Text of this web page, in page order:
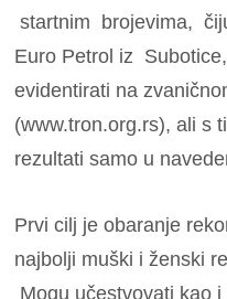
startnim brojevima,
Euro Petrol iz
evidentirati na
(www.tron.org.rs), ali s
rezultati samo u
Prvi cilj je obaranje
najbolji muški i ženski
Mogu učestvovati kao